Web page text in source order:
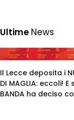
Ultime News
Il Lecce deposita i
DI MAGLIA: eccoli! E
BANDA ha deciso